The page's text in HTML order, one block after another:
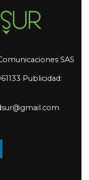
SAS
Publicidad: